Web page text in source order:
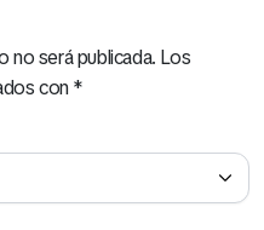
no será publicada. Los
con*